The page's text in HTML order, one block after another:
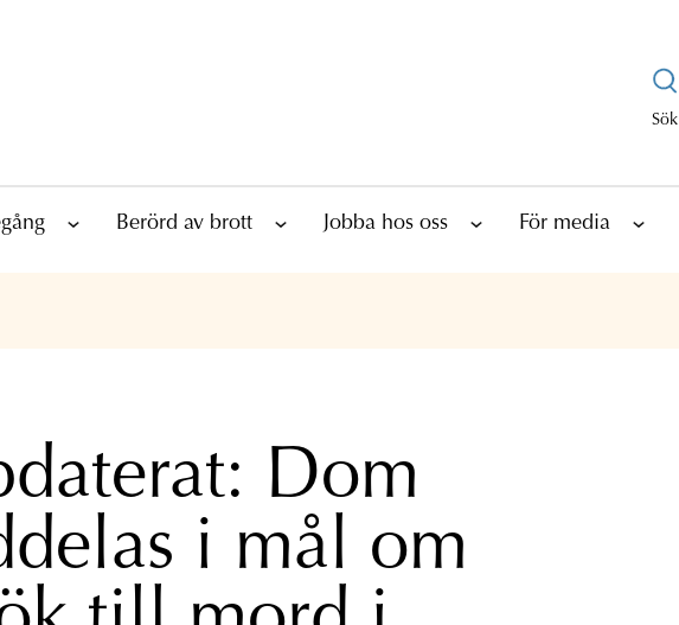
Sök
Berörd av brott Jobba hos oss För media
Dom
i mål om